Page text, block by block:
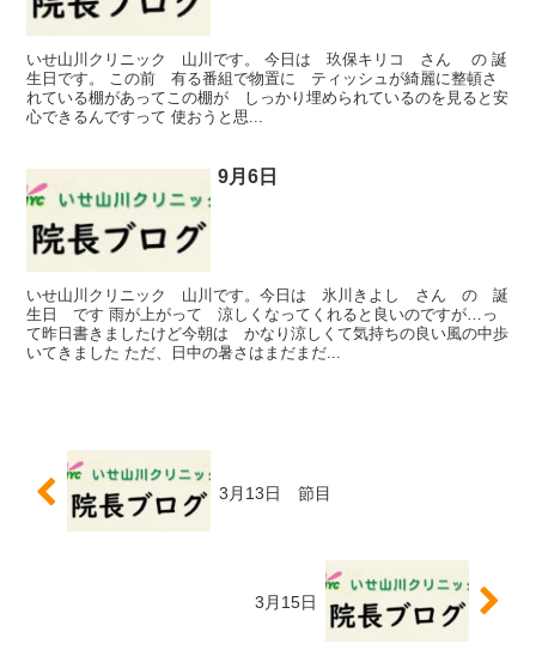
いせ山川クリニック 山川です。 今日は 玖保キリコ さん の 誕
生日です。 この前 有る番組で物置に ティッシュが綺麗に整頓さ
れている棚があってこの棚が しっかり埋められているのを見ると安
心できるんですって 使おうと思...
9月6日
いせ山川クリニック 山川です。今日は 氷川きよし さん の 誕
生日 です 雨が上がって 涼しくなってくれると良いのですが…っ
て昨日書きましたけど今朝は かなり涼しくて気持ちの良い風の中歩
いてきました ただ、日中の暑さはまだまだ...
3月13日 節目
3月15日